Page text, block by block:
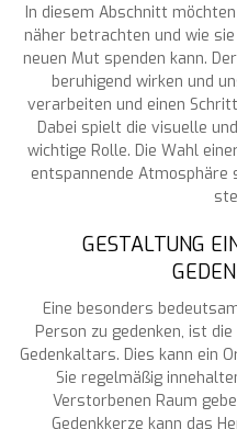
In diesem Abschnitt
näher betrachten und wie
neuen Mut spenden kann.
beruhigend wirken und
verarbeiten und einen
Dabei spielt die visuelle
wichtige Rolle. Die Wahl
entspannende Atmosphäre
GESTALTUNG
Eine besonders
Person zu gedenken, ist
Gedenkaltars. Dies kann ein
Sie regelmäßig
Verstorbenen Raum
Gedenkkerze kann das